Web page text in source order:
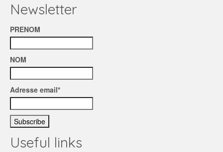
Newsletter
PRENOM
NOM
Adresse email*
Useful links